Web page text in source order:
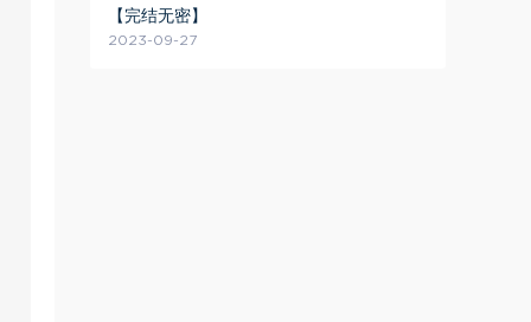
【完结无密】
2023-09-27